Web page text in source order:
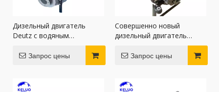
Дизельный двигатель
Deutz с водяным
охлаждением BF6M 2012
для экскаватора
Запрос цены
Совершенно новый
дизельный двигатель
бетононасоса
Запрос цены